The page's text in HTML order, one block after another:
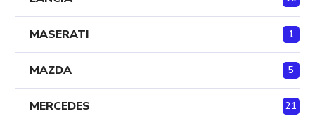
MASERATI 1
MAZDA 5
MERCEDES 21